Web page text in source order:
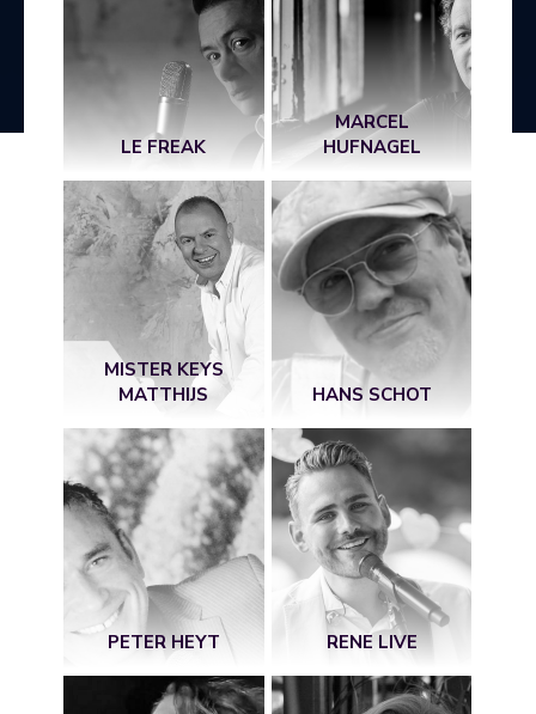
LE FREAK
MARCEL
HUFNAGEL
MISTER KEYS
MATTHIJS
HANS SCHOT
PETER HEYT RENE LIVE